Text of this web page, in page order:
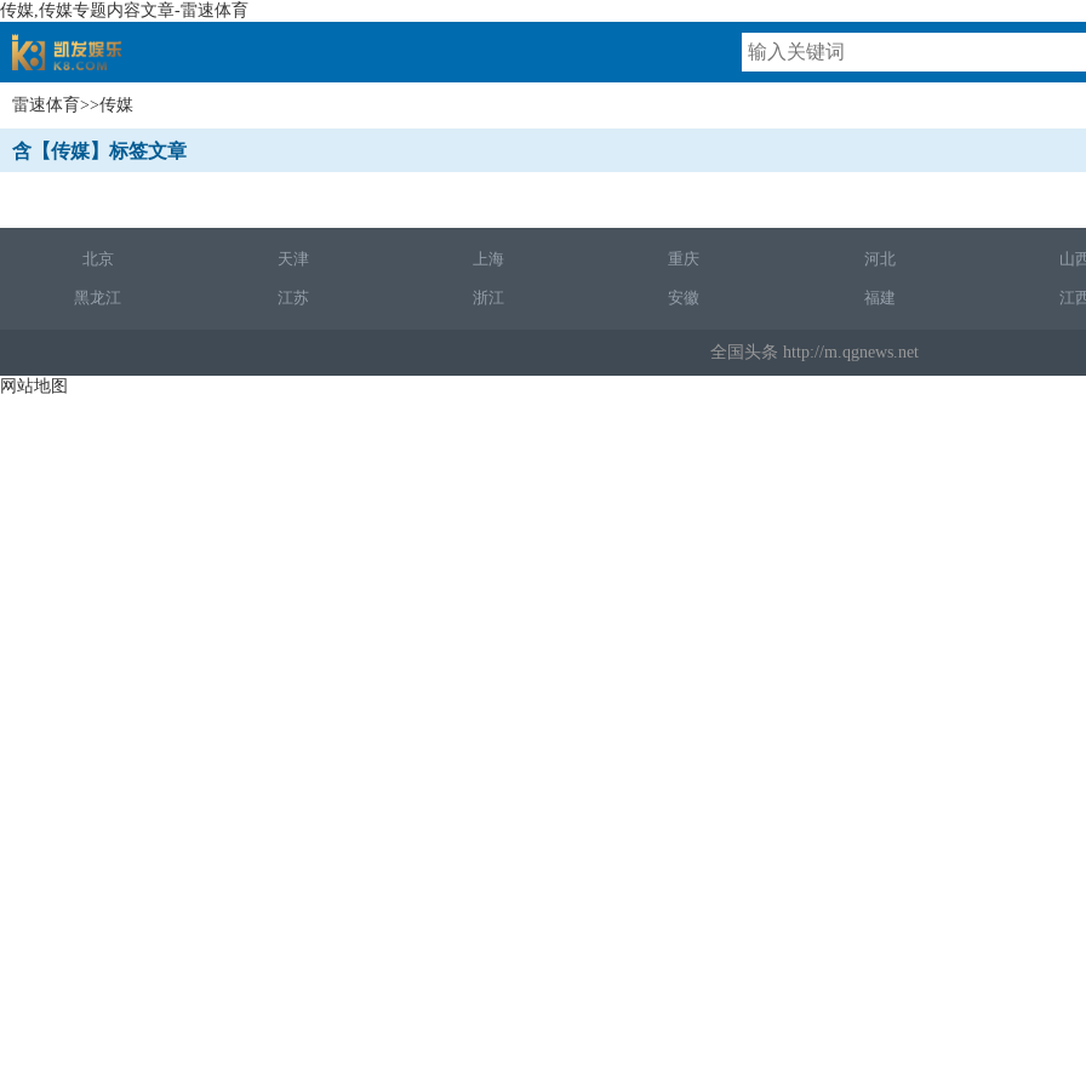
传媒,传媒专题内容文章-雷速体育
速体育
雷速体育>>传媒
含【传媒】标签文章
北京 天津 上海 重庆 河北 山
黑龙江 江苏 浙江 安徽 福建 江
全国头条 http://m.qgnews.net
网站地图